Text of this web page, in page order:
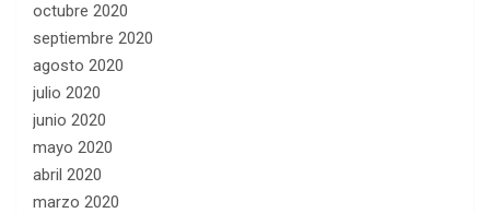
octubre 2020
septiembre 2020
agosto 2020
julio 2020
junio 2020
mayo 2020
abril 2020
marzo 2020